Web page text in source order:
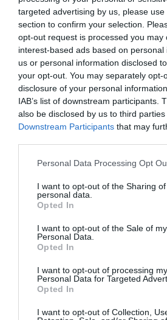
targeted advertising by us, please
section to confirm your selection.
opt-out request is processed you may
interest-based ads based on
us or personal information disclosed
your opt-out. You may separately opt-
disclosure of your personal
IAB’s list of downstream participants.
also be disclosed by us to third
Downstream Participants that may
Personal Data Processing Opt
I want to opt-out of the Sharing
personal data.
Opted In
I want to opt-out of the Sale of my
Personal Data.
Opted In
I want to opt-out of processing my
Personal Data for Targeted
Opted In
I want to opt-out of Collection,
DECRETO FLUSSI
Flussi, le prime quote per